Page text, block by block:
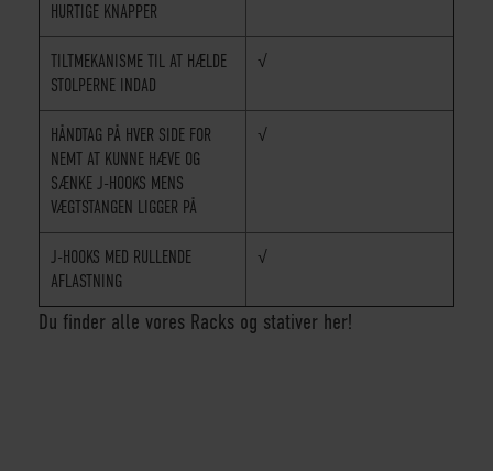
HURTIGE KNAPPER
TILTMEKANISME TIL AT HÆLDE
STOLPERNE INDAD
√
HÅNDTAG PÅ HVER SIDE FOR
NEMT AT KUNNE HÆVE OG
SÆNKE J-HOOKS MENS
VÆGTSTANGEN LIGGER PÅ
√
J-HOOKS MED RULLENDE
AFLASTNING
√
Du finder alle vores Racks og stativer her!